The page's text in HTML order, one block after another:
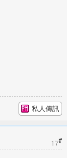
私人傳訊
17#